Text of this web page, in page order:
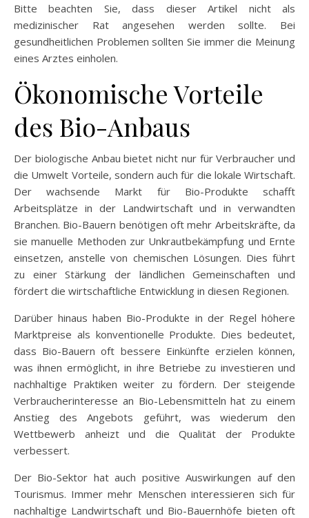
Bitte beachten Sie, dass dieser Artikel nicht als
medizinischer Rat angesehen werden sollte. Bei
gesundheitlichen Problemen sollten Sie immer die Meinung
eines Arztes einholen.
Ökonomische Vorteile
des Bio-Anbaus
Der biologische Anbau bietet nicht nur für Verbraucher und
die Umwelt Vorteile, sondern auch für die lokale Wirtschaft.
Der wachsende Markt für Bio-Produkte schafft
Arbeitsplätze in der Landwirtschaft und in verwandten
Branchen. Bio-Bauern benötigen oft mehr Arbeitskräfte, da
sie manuelle Methoden zur Unkrautbekämpfung und Ernte
einsetzen, anstelle von chemischen Lösungen. Dies führt
zu einer Stärkung der ländlichen Gemeinschaften und
fördert die wirtschaftliche Entwicklung in diesen Regionen.
Darüber hinaus haben Bio-Produkte in der Regel höhere
Marktpreise als konventionelle Produkte. Dies bedeutet,
dass Bio-Bauern oft bessere Einkünfte erzielen können,
was ihnen ermöglicht, in ihre Betriebe zu investieren und
nachhaltige Praktiken weiter zu fördern. Der steigende
Verbraucherinteresse an Bio-Lebensmitteln hat zu einem
Anstieg des Angebots geführt, was wiederum den
Wettbewerb anheizt und die Qualität der Produkte
verbessert.
Der Bio-Sektor hat auch positive Auswirkungen auf den
Tourismus. Immer mehr Menschen interessieren sich für
nachhaltige Landwirtschaft und Bio-Bauernhöfe bieten oft